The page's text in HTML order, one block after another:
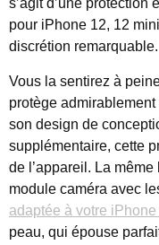
s’agit d’une protection
pour iPhone 12, 12
discrétion remarquable.
Vous la sentirez à
protège
son design de
supplémentaire, cette
de l’appareil. La
module caméra avec
adaptée à votre iPhone
peau, qui épouse